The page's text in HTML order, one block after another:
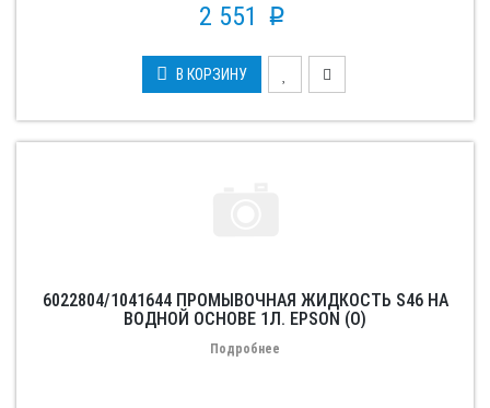
2 551 p
В КОРЗИНУ
6022804/1041644 ПРОМЫВОЧНАЯ ЖИДКОСТЬ S46 НА
ВОДНОЙ ОСНОВЕ 1Л. EPSON (O)
Подробнее